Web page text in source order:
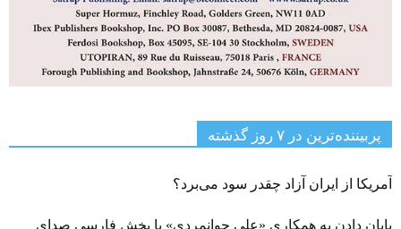
پربیننده‌ترین‌ در ۷ روز گذشته
آمریکا از ایران آزاد چقدر سود می‌برد؟
پایان دادن به همکاری «علی جوانمردی» با بخش فارسی صدای